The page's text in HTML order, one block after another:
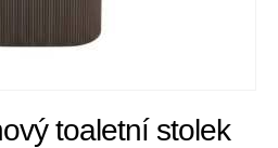
toaletní stolek